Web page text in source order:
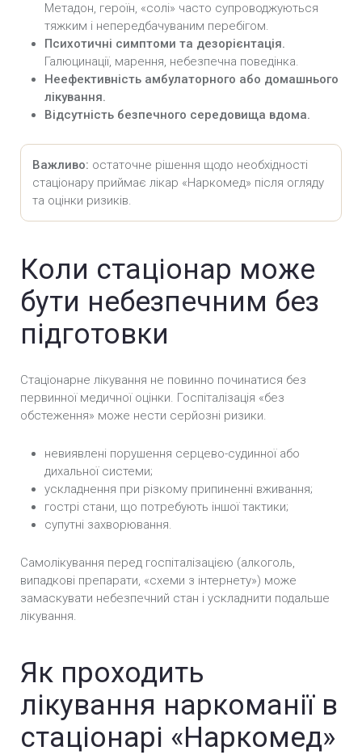
Метадон, героїн, «солі» часто супроводжуються
тяжким і непередбачуваним перебігом.
Психотичні симптоми та дезорієнтація.
Галюцинації, марення, небезпечна поведінка.
Неефективність амбулаторного або домашнього
лікування.
Відсутність безпечного середовища вдома.
Важливо: остаточне рішення щодо необхідності
стаціонару приймає лікар «Наркомед» після огляду
та оцінки ризиків.
Коли стаціонар може
бути небезпечним без
підготовки
Стаціонарне лікування не повинно починатися без
первинної медичної оцінки. Госпіталізація «без
обстеження» може нести серйозні ризики.
невиявлені порушення серцево-судинної або
дихальної системи;
ускладнення при різкому припиненні вживання;
гострі стани, що потребують іншої тактики;
супутні захворювання.
Самолікування перед госпіталізацією (алкоголь,
випадкові препарати, «схеми з інтернету») може
замаскувати небезпечний стан і ускладнити подальше
лікування.
Як проходить
лікування наркоманії в
стаціонарі «Наркомед»